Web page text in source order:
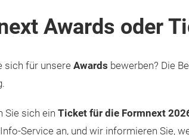
Awards oder
sich für unsere Awards bewerben? Die
Sie sich ein Ticket für die Formnext
Service an, und wir informieren Sie,